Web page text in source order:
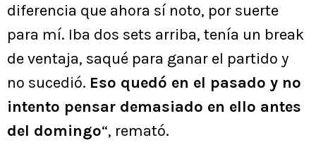
diferencia que ahora sí noto, por suerte
para mí. Iba dos sets arriba, tenía un break
de ventaja, saqué para ganar el partido y
no sucedió. Eso quedó en el pasado y no
intento pensar demasiado en ello antes
del domingo“, remató.